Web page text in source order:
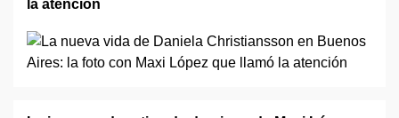
la atención